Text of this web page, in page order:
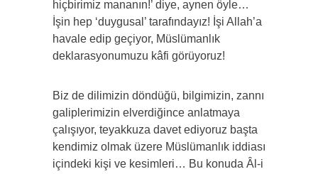
hiçbirimiz mananın!’ diye, aynen öyle…
İşin hep ‘duygusal’ tarafındayız! İşi Allah’a
havale edip geçiyor, Müslümanlık
deklarasyonumuzu kâfi görüyoruz!
Biz de dilimizin döndüğü, bilgimizin, zannı
galiplerimizin elverdiğince anlatmaya
çalışıyor, teyakkuza davet ediyoruz başta
kendimiz olmak üzere Müslümanlık iddiası
içindeki kişi ve kesimleri… Bu konuda Âl-i